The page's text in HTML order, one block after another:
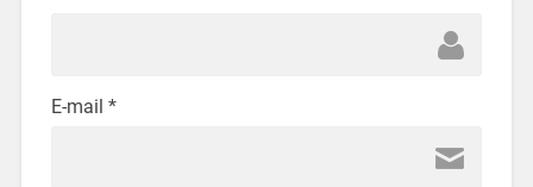
E-mail *